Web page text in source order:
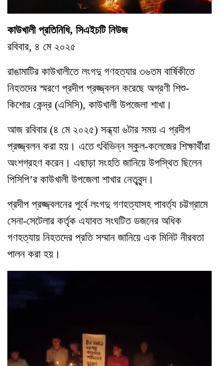
কাউখালী প্রতিনিধি, সিএইচটি নিউজ
রবিবার, ৪ মে ২০২৫
রাঙামাটির কাউখালীতে লংগদু গণহত্যার ৩৬তম বার্ষিকীতে
নিহতদের স্মরণে প্রদীপ প্রজ্জ্বলন করেছে অগ্রণী শিশু-
কিশোর কেন্দ্র (এসিসি), কাউখালী উপজেলা শাখা।
আজ রবিবার (৪ মে ২০২৫) সন্ধ্যা ৬টার সময় এ প্রদীপ
প্রজ্জ্বলন করা হয়। এতে ৎবিভিন্ন স্কুল-কলেজের শিক্ষার্থীরা
অংশগ্রহণ করেন। এছাড়া সংহতি জানিয়ে উপস্থিত ছিলেন
পিসিপি’র কাউখালী উপজেলা শাখার নেতৃবৃন্দ।
প্রদীপ প্রজ্জ্বলনের পূর্বে লংগদু গণহত্যাসহ পাবর্ত্য চট্টগ্রামে
সেনা-সেটেলার কর্তৃক এযাবত সংঘটিত ডজনের অধিক
গণহত্যায় নিহতদের প্রতি সম্মান জানিয়ে এক মিনিট নীরবতা
পালন করা হয়।